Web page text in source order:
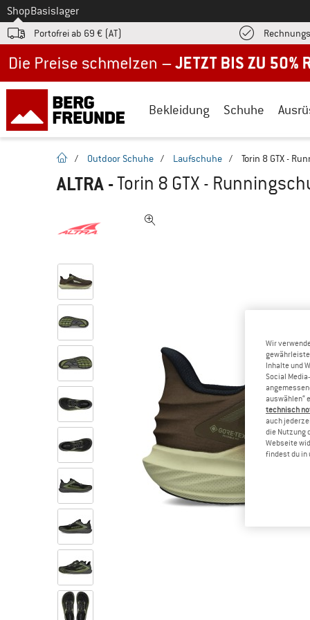
Zum
ShopBasislager
Portofrei ab 69 € (AT)
Bekleidung Schuhe
Startseite
/ Outdoor Schuhe / Laufschuhe / Torin 8 GTX -
ALTRA -Torin 8 GTX -
Wir
Inhalte und
Social
auswählen“
technisch
auch
die Nutzung
Webseite
findest du in